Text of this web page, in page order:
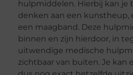
hulpmiddelen. Hierbij kan je
denken aan een kunstheup,
een maagband. Deze
binnen en zijn hierdoor, in
uitwendige medische
zichtbaar van buiten. Je kan